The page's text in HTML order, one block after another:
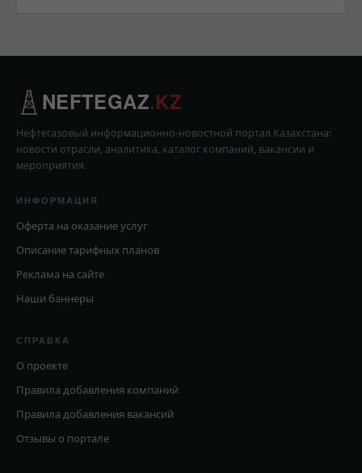
NEFTEGAZ.KZ
Нефтегазовый информационно-новостной портал Казахстана:
новости отрасли, аналитика, каталог компаний, вакансии и
мероприятия.
ИНФОРМАЦИЯ
Оферта на оказание услуг
Описание тарифных планов
Реклама на сайте
Наши баннеры
СПРАВКА
О проекте
Правила добавления компаний
Правила добавления вакансий
Отзывы о портале